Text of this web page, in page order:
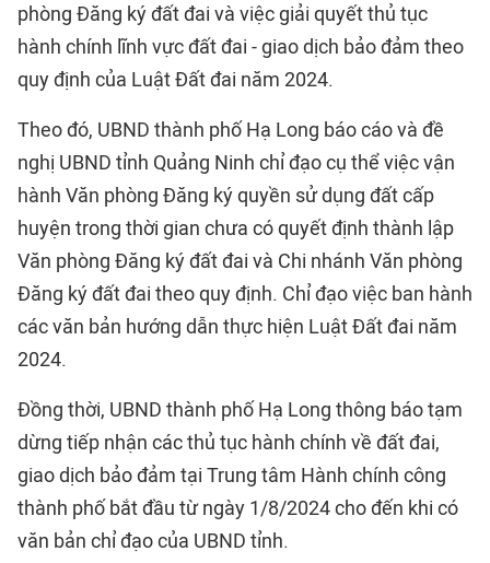
phòng Đăng ký đất đai và việc giải quyết thủ tục
hành chính lĩnh vực đất đai - giao dịch bảo đảm theo
quy định của Luật Đất đai năm 2024.
Theo đó, UBND thành phố Hạ Long báo cáo và đề
nghị UBND tỉnh Quảng Ninh chỉ đạo cụ thể việc vận
hành Văn phòng Đăng ký quyền sử dụng đất cấp
huyện trong thời gian chưa có quyết định thành lập
Văn phòng Đăng ký đất đai và Chi nhánh Văn phòng
Đăng ký đất đai theo quy định. Chỉ đạo việc ban hành
các văn bản hướng dẫn thực hiện Luật Đất đai năm
2024.
Đồng thời, UBND thành phố Hạ Long thông báo tạm
dừng tiếp nhận các thủ tục hành chính về đất đai,
giao dịch bảo đảm tại Trung tâm Hành chính công
thành phố bắt đầu từ ngày 1/8/2024 cho đến khi có
văn bản chỉ đạo của UBND tỉnh.